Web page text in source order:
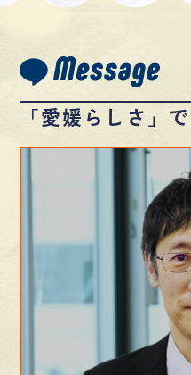
「愛媛らしさ」